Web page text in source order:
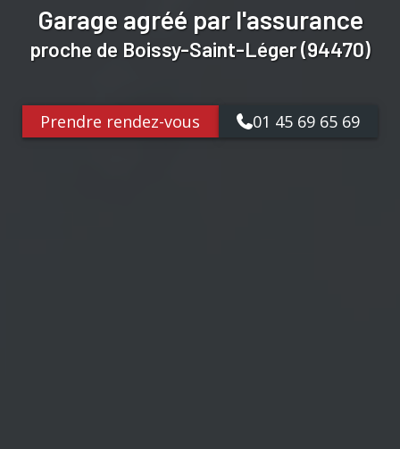
Garage agréé par l'assurance
proche de Boissy-Saint-Léger (94470)
Prendre rendez-vous 01 45 69 65 69